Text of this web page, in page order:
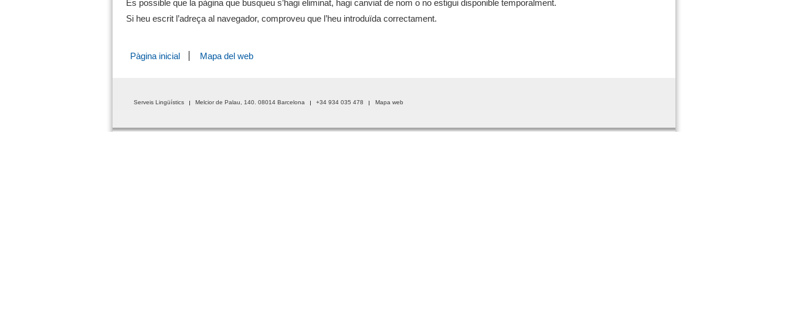
És possible que la pàgina que busqueu s’hagi eliminat, hagi canviat de nom o no estigui disponible temporalment.
Si heu escrit l’adreça al navegador, comproveu que l’heu introduïda correctament.
Pàgina inicial Mapa del web
Serveis Lingüístics Melcior de Palau, 140. 08014 Barcelona +34 934 035 478 Mapa web